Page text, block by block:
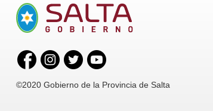
©2020 Gobierno de la Provincia de Salta